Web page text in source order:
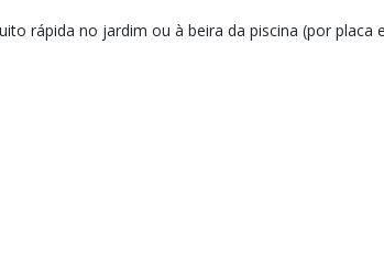
rápida no jardim ou à beira da piscina (por placa